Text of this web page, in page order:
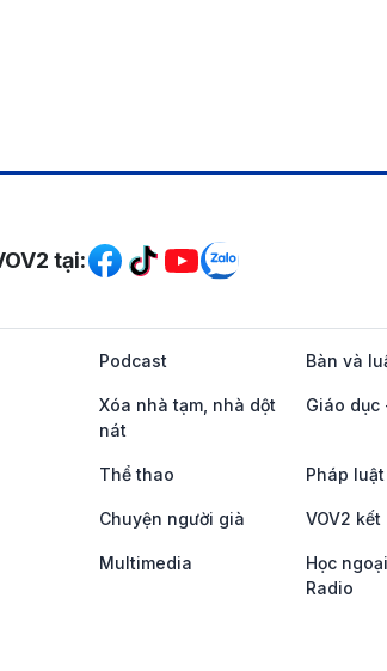
xã hội
tại:
Podcast Bàn và
Xóa nhà tạm, nhà dột
nát
Giáo dục
Thể thao Pháp luật
Chuyện người già VOV2 kết
Multimedia
Học
Radio